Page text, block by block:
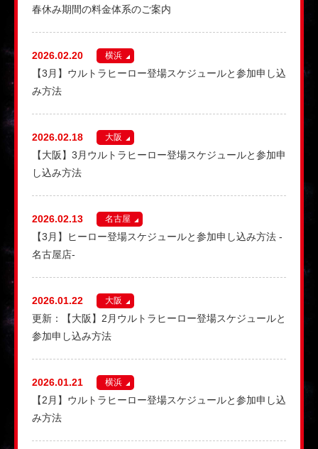
春休み期間の料金体系のご案内
2026.02.20
【3月】ウルトラヒーロー登場スケジュールと参加申し込
み方法
横浜
2026.02.18
【大阪】3月ウルトラヒーロー登場スケジュールと参加申
し込み方法
大阪
2026.02.13
【3月】ヒーロー登場スケジュールと参加申し込み方法 -
名古屋店-
名古屋
2026.01.22
更新：【大阪】2月ウルトラヒーロー登場スケジュールと
参加申し込み方法
大阪
2026.01.21
【2月】ウルトラヒーロー登場スケジュールと参加申し込
み方法
横浜